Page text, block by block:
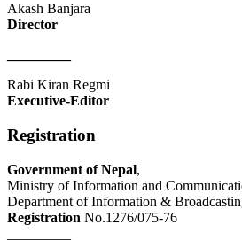
Akash Banjara
Director
Rabi Kiran Regmi
Executive-Editor
Registration
Government of Nepal,
Ministry of Information and
Department of Information &
Registration No.1276/075-76